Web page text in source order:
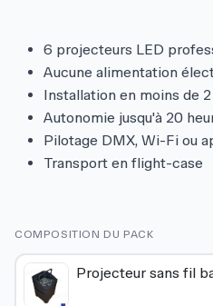
6 projecteurs LED
Aucune alimentation
Installation en moins de
Autonomie jusqu'à 20
Pilotage DMX, Wi-Fi ou
Transport en flight-case
COMPOSITION DU PACK
Projecteur sans fil